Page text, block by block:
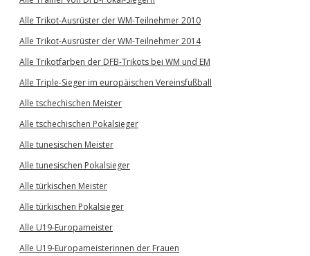
Alle Trikot-Ausrüster der WM-Teilnehmer 2010
Alle Trikot-Ausrüster der WM-Teilnehmer 2014
Alle Trikotfarben der DFB-Trikots bei WM und EM
Alle Triple-Sieger im europäischen Vereinsfußball
Alle tschechischen Meister
Alle tschechischen Pokalsieger
Alle tunesischen Meister
Alle tunesischen Pokalsieger
Alle türkischen Meister
Alle türkischen Pokalsieger
Alle U19-Europameister
Alle U19-Europameisterinnen der Frauen